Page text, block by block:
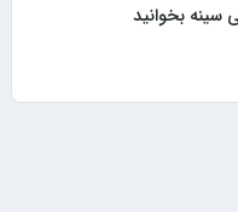
سینه بخوانید